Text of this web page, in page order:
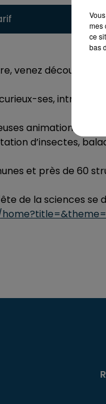
venez découvrir
ses, intrigué-
animations
d’insectes,
et près de 60
de la sciences se
mes
ce
bas